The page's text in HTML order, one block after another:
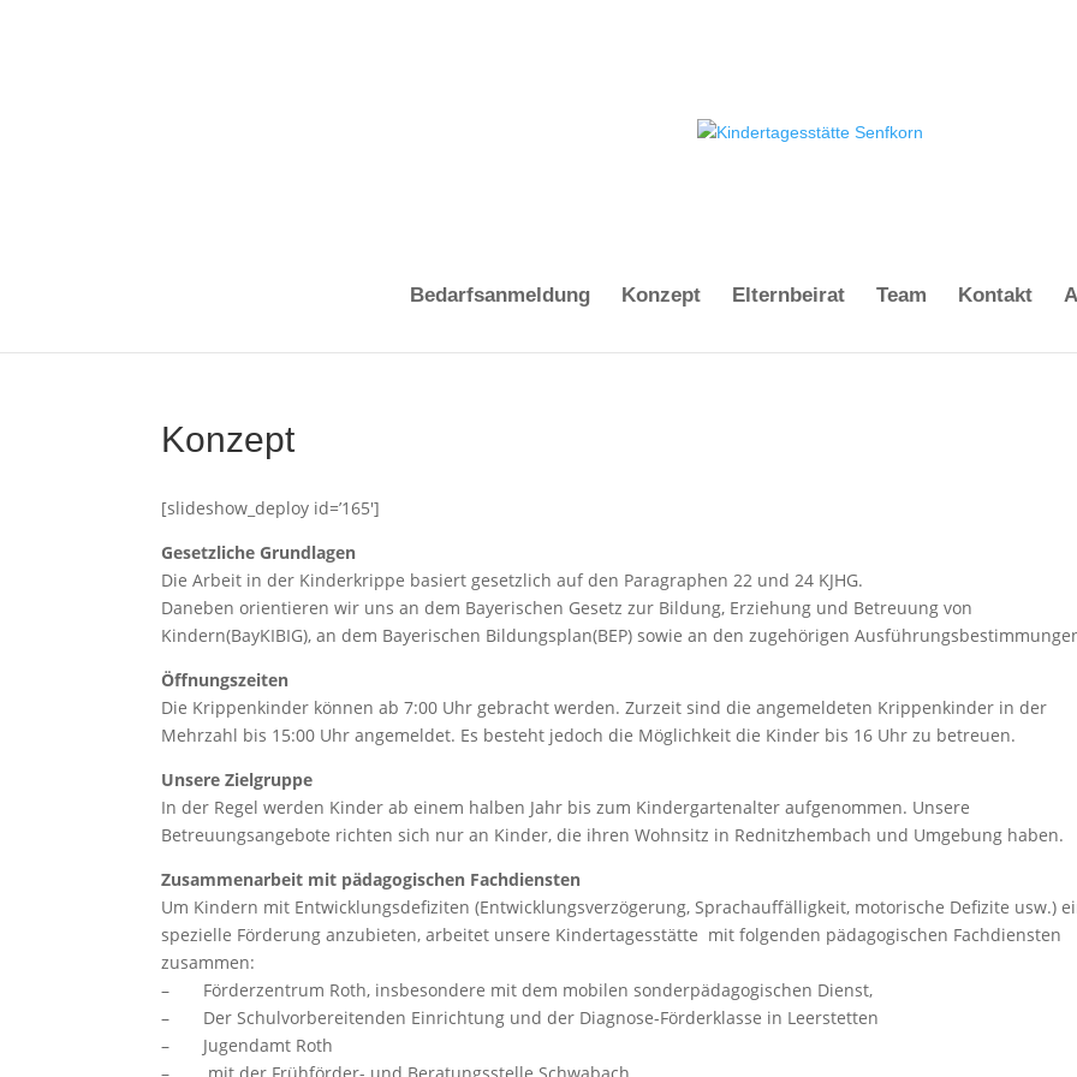
Bedarfsanmeldung Konzept Elternbeirat Team Kontakt
Konzept
[slideshow_deploy id=’165′]
Gesetzliche Grundlagen
Die Arbeit in der Kinderkrippe basiert gesetzlich auf den Paragraphen 22 und 24 KJHG.
Daneben orientieren wir uns an dem Bayerischen Gesetz zur Bildung, Erziehung und Betreuung von
Kindern(BayKIBIG), an dem Bayerischen Bildungsplan(BEP) sowie an den zugehörigen
Öffnungszeiten
Die Krippenkinder können ab 7:00 Uhr gebracht werden. Zurzeit sind die angemeldeten Krippenkinder in der
Mehrzahl bis 15:00 Uhr angemeldet. Es besteht jedoch die Möglichkeit die Kinder bis 16 Uhr zu betreuen.
Unsere Zielgruppe
In der Regel werden Kinder ab einem halben Jahr bis zum Kindergartenalter aufgenommen. Unsere
Betreuungsangebote richten sich nur an Kinder, die ihren Wohnsitz in Rednitzhembach und Umgebung haben.
Zusammenarbeit mit pädagogischen Fachdiensten
Um Kindern mit Entwicklungsdefiziten (Entwicklungsverzögerung, Sprachauffälligkeit, motorische Defizite usw.)
spezielle Förderung anzubieten, arbeitet unsere Kindertagesstätte mit folgenden pädagogischen Fachdiensten
zusammen:
– Förderzentrum Roth, insbesondere mit dem mobilen sonderpädagogischen Dienst,
– Der Schulvorbereitenden Einrichtung und der Diagnose-Förderklasse in Leerstetten
– Jugendamt Roth